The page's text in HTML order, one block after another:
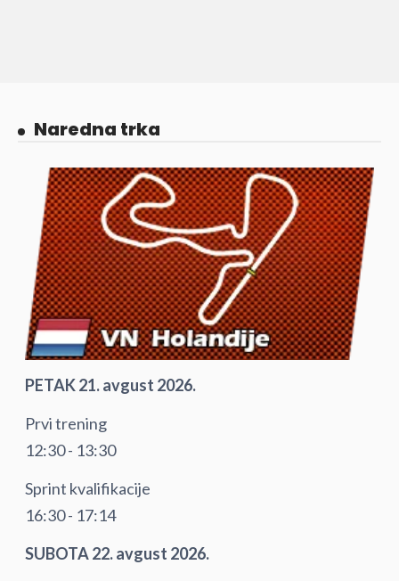
Naredna trka
PETAK 21. avgust 2026.
Prvi trening
12:30 - 13:30
Sprint kvalifikacije
16:30 - 17:14
SUBOTA 22. avgust 2026.